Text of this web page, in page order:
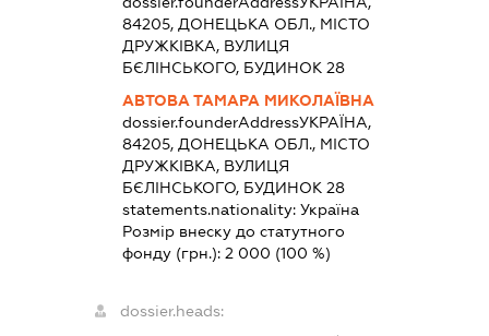
84205, ДОНЕЦЬКА ОБЛ., МІСТО
ДРУЖКІВКА, ВУЛИЦЯ
БЄЛІНСЬКОГО, БУДИНОК 28
АВТОВА ТАМАРА МИКОЛАЇВНА
dossier.founderAddressУКРАЇНА,
84205, ДОНЕЦЬКА ОБЛ., МІСТО
ДРУЖКІВКА, ВУЛИЦЯ
БЄЛІНСЬКОГО, БУДИНОК 28
statements.nationality: Україна
Розмір внеску до статутного
фонду (грн.): 2 000 (100 %)
dossier.heads: